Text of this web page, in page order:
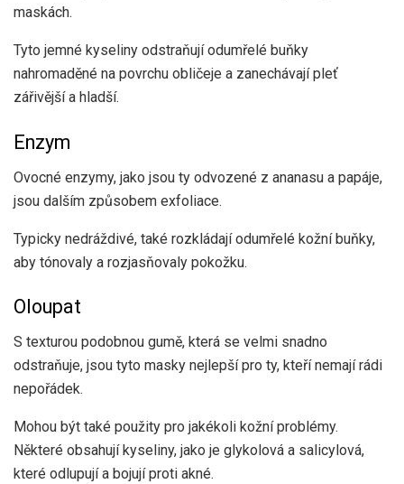
maskách.
Tyto jemné kyseliny odstraňují odumřelé buňky
nahromaděné na povrchu obličeje a zanechávají pleť
zářivější a hladší.
Enzym
Ovocné enzymy, jako jsou ty odvozené z ananasu a papáje,
jsou dalším způsobem exfoliace.
Typicky nedráždivé, také rozkládají odumřelé kožní buňky,
aby tónovaly a rozjasňovaly pokožku.
Oloupat
S texturou podobnou gumě, která se velmi snadno
odstraňuje, jsou tyto masky nejlepší pro ty, kteří nemají rádi
nepořádek.
Mohou být také použity pro jakékoli kožní problémy.
Některé obsahují kyseliny, jako je glykolová a salicylová,
které odlupují a bojují proti akné.